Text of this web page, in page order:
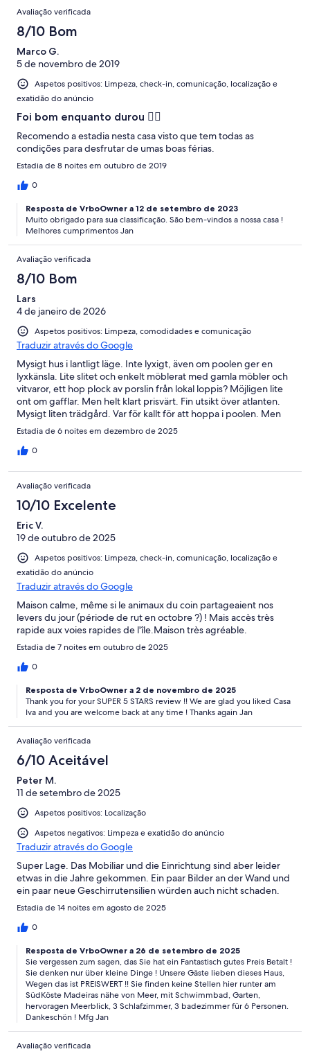
com estacionamento dentro da propriedade esqueça, pois o
lugar estava ocupado e não podemos usar. Há lugar p estacionar
cá fora e é sossegado, mas tinha as minhas questões pessoais p
querer estacionar dentro da propriedade. Não fica perto da
praia e não dá para ir a pé. Tem restaurante e mini mercado ao
pé. Um pouco caro para o q é.
Avaliação verificada
8/10 Bom
Marco G.
5 de novembro de 2019
Aspetos positivos: Limpeza, check-in, comunicação, localização e
exatidão do anúncio
Foi bom enquanto durou 👌🏻
Recomendo a estadia nesta casa visto que tem todas as
condições para desfrutar de umas boas férias.
Estadia de 8 noites em outubro de 2019
0
Resposta de VrboOwner a 12 de setembro de 2023
Muito obrigado para sua classificação. São bem-vindos a nossa casa !
Melhores cumprimentos Jan
Avaliação verificada
8/10 Bom
Lars
4 de janeiro de 2026
Aspetos positivos: Limpeza, comodidades e comunicação
Traduzir através do Google
Mysigt hus i lantligt läge. Inte lyxigt, även om poolen ger en
lyxkänsla. Lite slitet och enkelt möblerat med gamla möbler och
vitvaror, ett hop plock av porslin från lokal loppis? Möjligen lite
ont om gafflar. Men helt klart prisvärt. Fin utsikt över atlanten.
Mysigt liten trädgård. Var för kallt för att hoppa i poolen. Men
den såg bra ut. Städning hade vissa mindre brister. Låg skräp
(praktiskt för oss då den blev soppåse) Lite myror inne. Och vi
mat framme. Parkering innanför grinden upptagen av en
gammal skrotbil. Men finns gott om parkeringsplatser utanför.
Branta backar som överallt på Madeira.
Estadia de 6 noites em dezembro de 2025
0
Avaliação verificada
10/10 Excelente
Eric V.
19 de outubro de 2025
Aspetos positivos: Limpeza, check-in, comunicação, localização e
exatidão do anúncio
Traduzir através do Google
Maison calme, même si le animaux du coin partageaient nos
levers du jour (période de rut en octobre ?) ! Mais accès très
rapide aux voies rapides de l'île.Maison très agréable.
Estadia de 7 noites em outubro de 2025
0
Resposta de VrboOwner a 2 de novembro de 2025
Thank you for your SUPER 5 STARS review !! We are glad you liked Casa
Iva and you are welcome back at any time ! Thanks again Jan
Avaliação verificada
6/10 Aceitável
Peter M.
11 de setembro de 2025
Aspetos positivos: Localização
Aspetos negativos: Limpeza e exatidão do anúncio
Traduzir através do Google
Super Lage. Das Mobiliar und die Einrichtung sind aber leider
etwas in die Jahre gekommen. Ein paar Bilder an der Wand und
ein paar neue Geschirrutensilien würden auch nicht schaden.
Estadia de 14 noites em agosto de 2025
0
Resposta de VrboOwner a 26 de setembro de 2025
Sie vergessen zum sagen, das Sie hat ein Fantastisch gutes Preis Betalt !
Sie denken nur über kleine Dinge ! Unsere Gäste lieben dieses Haus,
Wegen das ist PREISWERT !! Sie finden keine Stellen hier runter am
SüdKöste Madeiras nähe von Meer, mit Schwimmbad, Garten,
hervoragen Meerblick, 3 Schlafzimmer, 3 badezimmer für 6 Personen.
Dankeschön ! Mfg Jan
Avaliação verificada